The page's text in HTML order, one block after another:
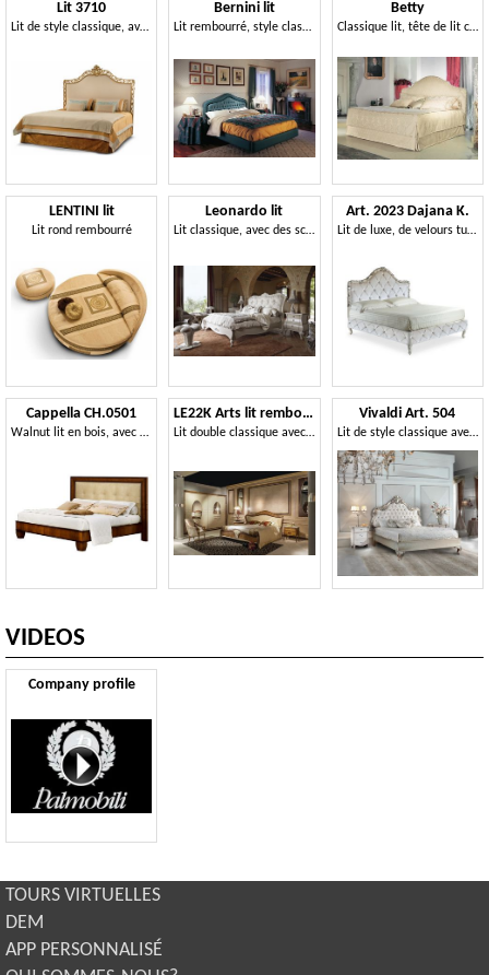
Lit 3710
Lit de style classique, avec tête de lit sculptée
Bernini lit
Lit rembourré, style classique
Betty
Classique lit, tête de lit capitonnée, à l'hôtel de luxe
LENTINI lit
Lit rond rembourré
Leonardo lit
Lit classique, avec des sculptures en argent
Art. 2023 Dajana K.
Lit de luxe, de velours tufté, style classique sculpté à la main
Cappella CH.0501
Walnut lit en bois, avec tête de lit en cuir écologique
LE22K Arts lit rembourrée
Lit double classique avec tête de lit rembourrée
Vivaldi Art. 504
Lit de style classique avec finition argentée
VIDEOS
Company profile
TOURS VIRTUELLES
DEM
APP PERSONNALISÉ